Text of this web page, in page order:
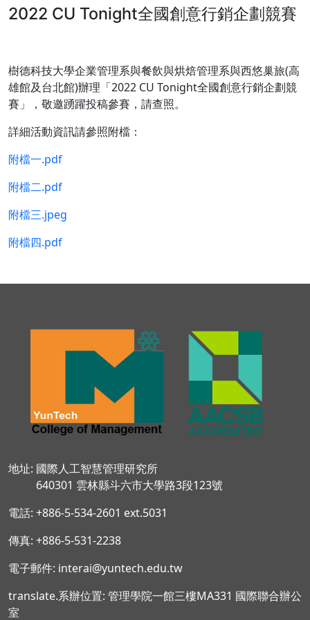
2022 CU Tonight全國創意行銷企劃競賽
樹德科技大學企業管理系與餐飲與烘焙管理系與西悠巢旅(高
雄館及台北館)辦理「2022 CU Tonight全國創意行銷企劃競
賽」，敬邀踴躍投稿參賽，請查照。
詳細活動資訊請參照附檔：
附檔一.pdf
附檔二.pdf
附檔三.jpeg
附檔四.pdf
地址: 國際人工智慧管理研究所
640301 雲林縣斗六市大學路3段123號
電話: +886-5-534-2601 ext.5031
傳真: +886-5-531-2238
電子郵件: interai@yuntech.edu.tw
translate.系辦位置: 管理學院一館三樓MA331 國際聯合辦公
室